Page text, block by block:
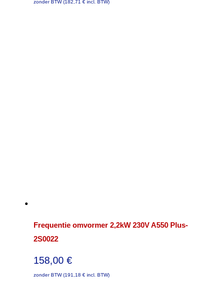
zonder BTW (182,71 € incl. BTW)
Frequentie omvormer 2,2kW 230V A550 Plus-
2S0022
158,00 €
zonder BTW (191,18 € incl. BTW)